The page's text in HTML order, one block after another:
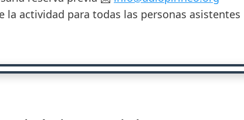
actividad para todas las personas asistentes